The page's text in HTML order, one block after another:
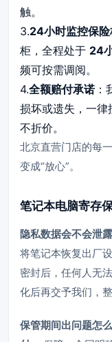
触。
3.24小时监控保
柜，全程处于 24
频可按需调阅。
4.全额赔付承诺：
损坏或遗失，一律
不折价。
北京直营门店的每
变成“放心”。
笔记本电脑寄存
隐私数据会不会泄
将笔记本恢复出厂
密封后，任何人无
化后再交予我们，
保管期间出问题怎